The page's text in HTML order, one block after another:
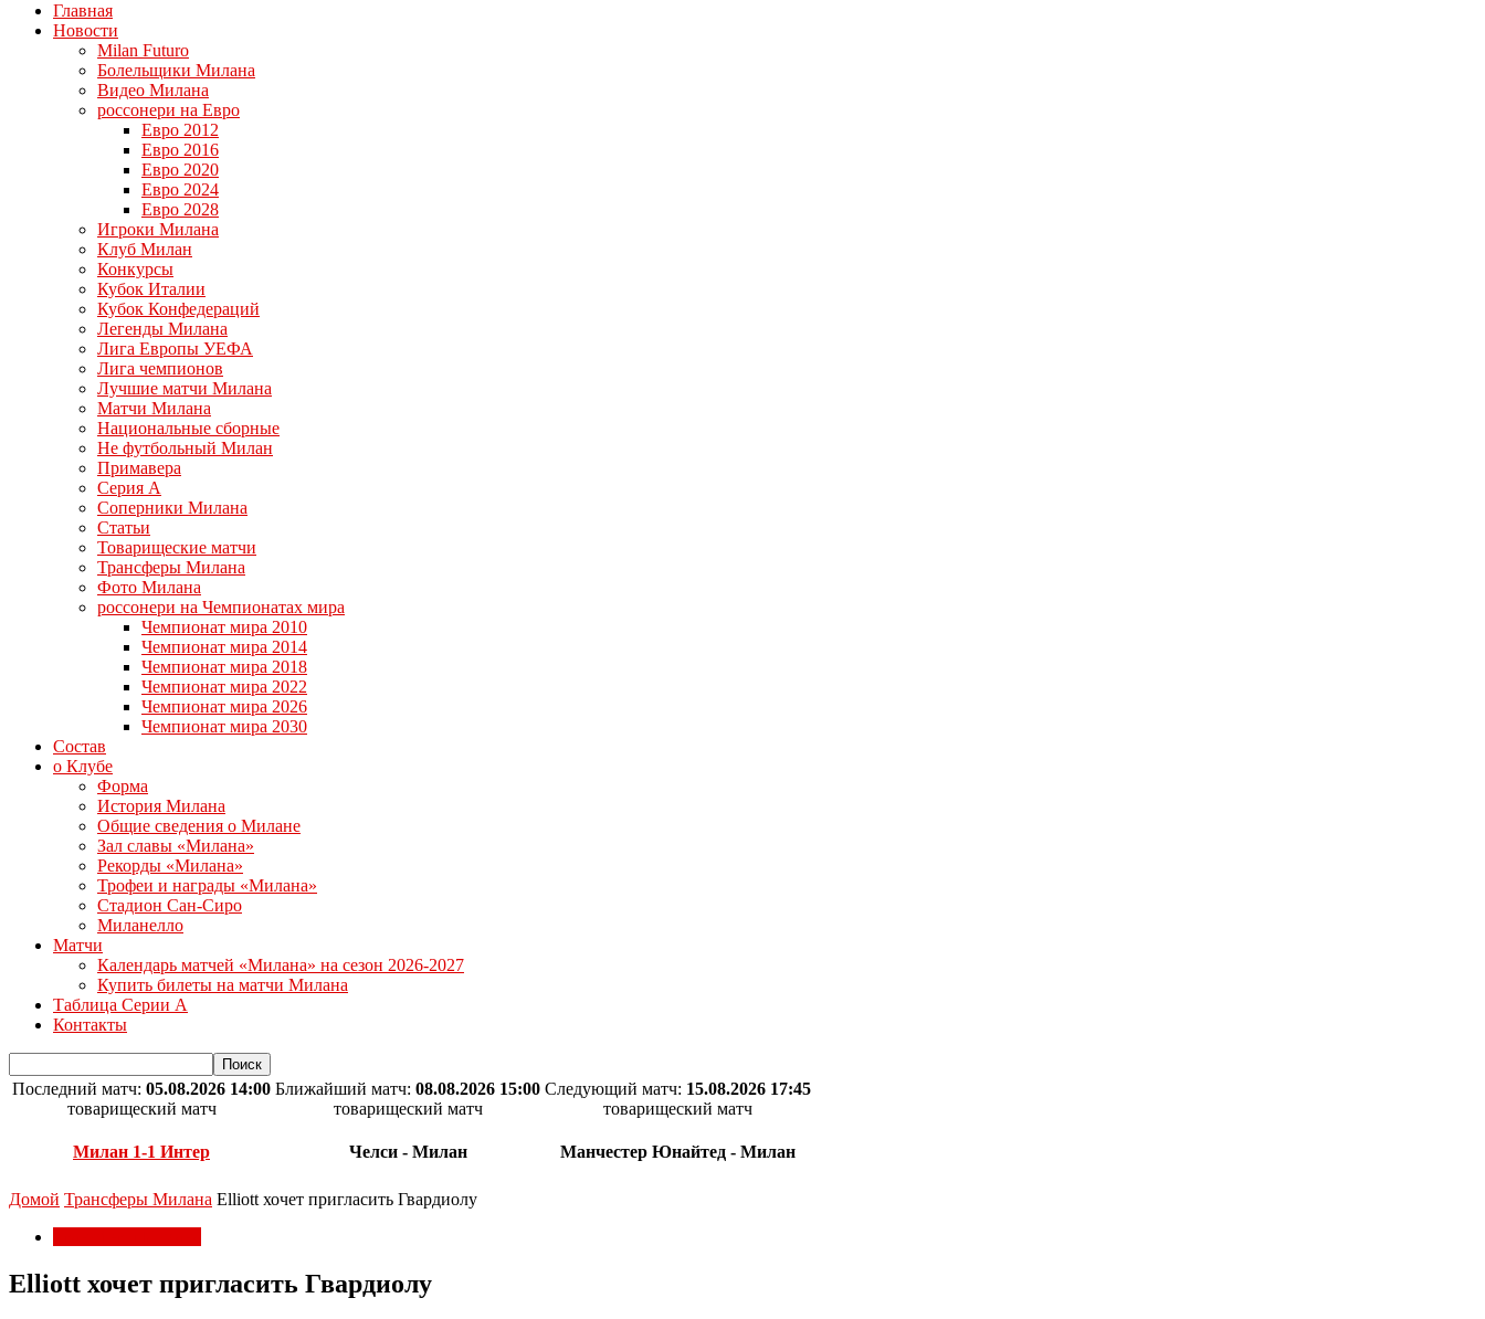
Главная
Новости
Milan Futuro
Болельщики Милана
Видео Милана
россонери на Евро
Евро 2012
Евро 2016
Евро 2020
Евро 2024
Евро 2028
Игроки Милана
Клуб Милан
Конкурсы
Кубок Италии
Кубок Конфедераций
Легенды Милана
Лига Европы УЕФА
Лига чемпионов
Лучшие матчи Милана
Матчи Милана
Национальные сборные
Не футбольный Милан
Примавера
Серия А
Соперники Милана
Статьи
Товарищеские матчи
Трансферы Милана
Фото Милана
россонери на Чемпионатах мира
Чемпионат мира 2010
Чемпионат мира 2014
Чемпионат мира 2018
Чемпионат мира 2022
Чемпионат мира 2026
Чемпионат мира 2030
Состав
о Клубе
Форма
История Милана
Общие сведения о Милане
Зал славы «Милана»
Рекорды «Милана»
Трофеи и награды «Милана»
Стадион Сан-Сиро
Миланелло
Матчи
Календарь матчей «Милана» на сезон 2026-2027
Купить билеты на матчи Милана
Таблица Серии А
Контакты
Последний матч: 05.08.2026 14:00
товарищеский матч
Милан 1-1 Интер
Ближайший матч: 08.08.2026 15:00
товарищеский матч
Челси - Милан
Следующий матч: 15.08.2026 17:45
товарищеский матч
Манчестер Юнайтед - Милан
Домой Трансферы Милана Elliott хочет пригласить Гвардиолу
Elliott хочет пригласить Гвардиолу